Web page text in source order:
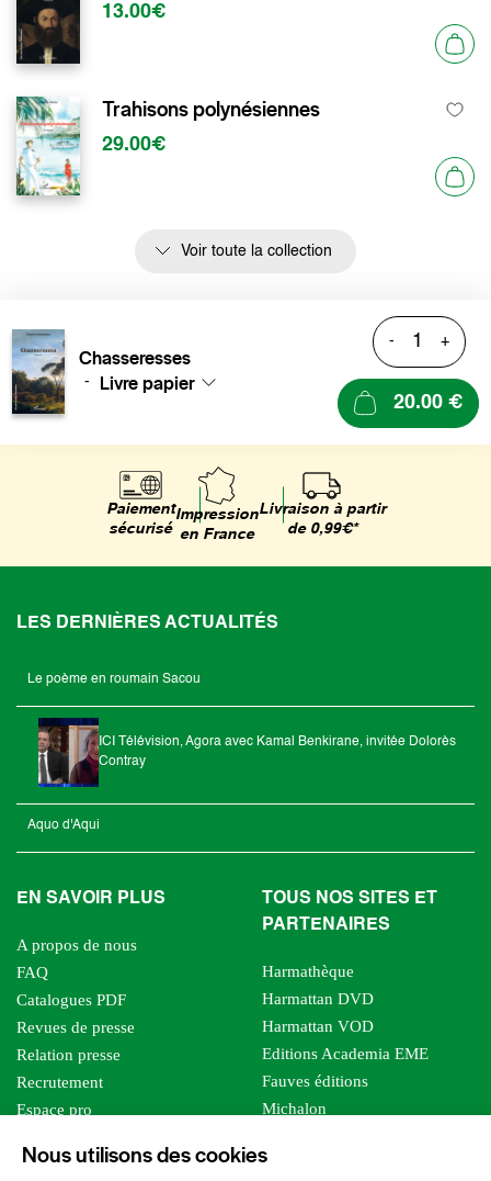
Nous utilisons des cookies
13.00€
Trahisons polynésiennes
29.00€
Voir toute la collection
Chasseresses
- Livre papier
- +
20.00 €
Paiement
sécurisé
Impression
en France
Livraison à partir
de 0,99€*
LES DERNIÈRES ACTUALITÉS
Le poème en roumain Sacou
ICI Télévision, Agora avec Kamal Benkirane, invitée Dolorès
Contray
Aquo d'Aqui
EN SAVOIR PLUS
A propos de nous
FAQ
Catalogues PDF
Revues de presse
Relation presse
Recrutement
Espace pro
Foreign rights
TOUS NOS SITES ET
PARTENAIRES
Harmathèque
Harmattan DVD
Harmattan VOD
Editions Academia EME
Fauves éditions
Michalon
Editions Sutton